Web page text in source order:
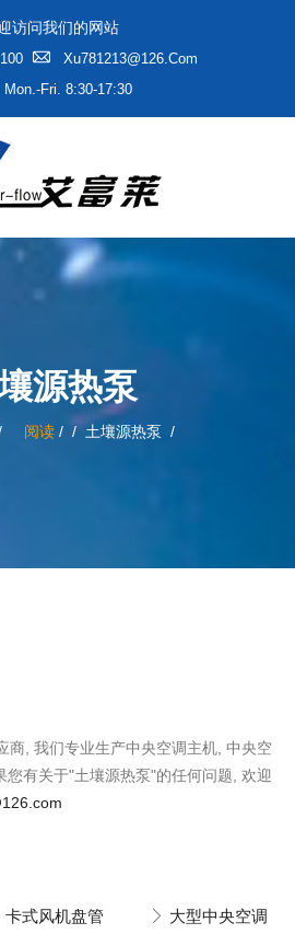
访问我们的网站
Xu781213@126.com
Mon.-Fri. 8:30-17:30
源热泵
阅读/ 土壤源热泵
商, 我们专业生产中央空调主机, 中央空
您有关于"土壤源热泵"的任何问题, 欢迎
卡式风机盘管
大型中央空调